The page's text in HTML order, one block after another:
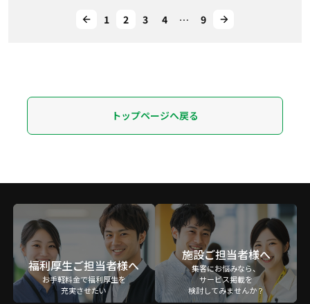
1 2 3 4 … 9
トップページへ戻る
福利厚生ご担当者様へ
お手軽料金で福利厚生を
充実させたい
施設ご担当者様へ
集客にお悩みなら、
サービス掲載を
検討してみませんか？